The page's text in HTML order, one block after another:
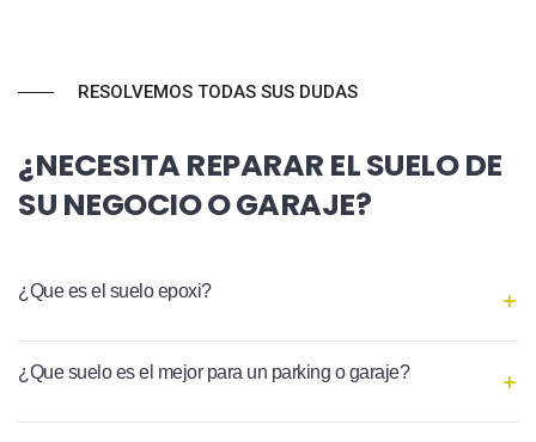
RESOLVEMOS TODAS SUS DUDAS
¿NECESITA REPARAR EL SUELO DE
SU NEGOCIO O GARAJE?
¿Que es el suelo epoxi?
¿Que suelo es el mejor para un parking o garaje?